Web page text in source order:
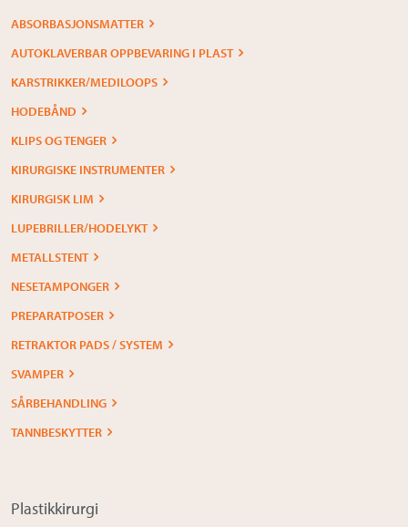
ABSORBASJONSMATTER
AUTOKLAVERBAR OPPBEVARING I PLAST
KARSTRIKKER/MEDILOOPS
HODEBÅND
KLIPS OG TENGER
KIRURGISKE INSTRUMENTER
KIRURGISK LIM
LUPEBRILLER/HODELYKT
METALLSTENT
NESETAMPONGER
PREPARATPOSER
RETRAKTOR PADS / SYSTEM
SVAMPER
SÅRBEHANDLING
TANNBESKYTTER
Plastikkirurgi